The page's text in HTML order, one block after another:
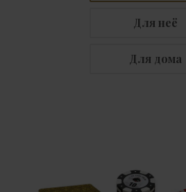
Для неё
Для дома